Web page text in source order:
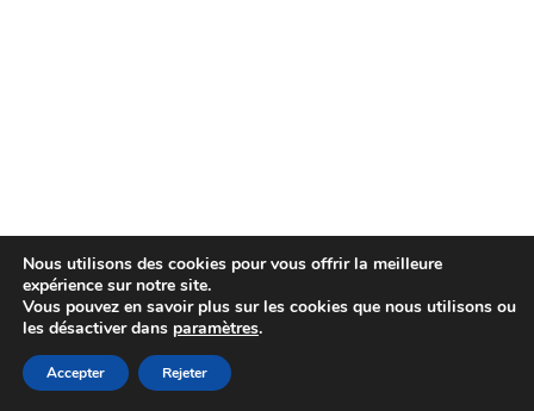
Nous utilisons des cookies pour vous offrir la meilleure
expérience sur notre site.
Vous pouvez en savoir plus sur les cookies que nous utilisons ou
les désactiver dans paramètres.
Accepter Rejeter